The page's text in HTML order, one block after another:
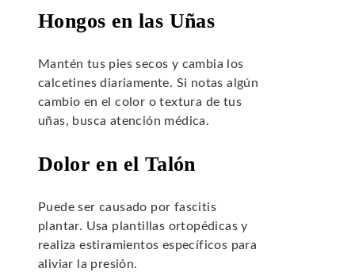
Hongos en las Uñas
Mantén tus pies secos y cambia los
calcetines diariamente. Si notas algún
cambio en el color o textura de tus
uñas, busca atención médica.
Dolor en el Talón
Puede ser causado por fascitis
plantar. Usa plantillas ortopédicas y
realiza estiramientos específicos para
aliviar la presión.